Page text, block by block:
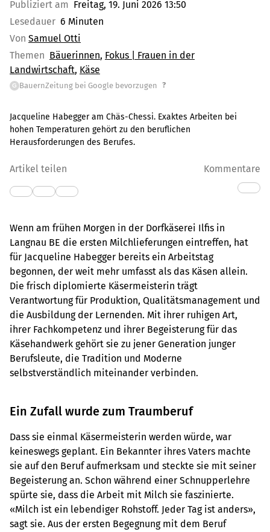
Publiziert am Freitag, 19. Juni 2026 13:50
Lesedauer 6 Minuten
Von Samuel Otti
Themen Bäuerinnen Fokus | Frauen in der
Landwirtschaft Käse
G BauernZeitung bei Google bevorzugen ?
Jacqueline Habegger am Chäs-Chessi. Exaktes Arbeiten bei
hohen Temperaturen gehört zu den beruflichen
Herausforderungen des Berufes.
Artikel teilen Kommentare
Wenn am frühen Morgen in der Dorfkäserei Ilfis in
Langnau BE die ersten Milchlieferungen eintreffen, hat
für Jacqueline Habegger bereits ein Arbeitstag
begonnen, der weit mehr umfasst als das Käsen allein.
Die frisch diplomierte Käsermeisterin trägt
Verantwortung für Produktion, Qualitätsmanagement und
die Ausbildung der Lernenden. Mit ihrer ruhigen Art,
ihrer Fachkompetenz und ihrer Begeisterung für das
Käsehandwerk gehört sie zu jener Generation junger
Berufsleute, die Tradition und Moderne
selbstverständlich miteinander verbinden.
Ein Zufall wurde zum Traumberuf
Dass sie einmal Käsermeisterin werden würde, war
keineswegs geplant. Ein Bekannter ihres Vaters machte
sie auf den Beruf aufmerksam und steckte sie mit seiner
Begeisterung an. Schon während einer Schnupperlehre
spürte sie, dass die Arbeit mit Milch sie faszinierte.
«Milch ist ein lebendiger Rohstoff. Jeder Tag ist anders»,
sagt sie. Aus der ersten Begegnung mit dem Beruf